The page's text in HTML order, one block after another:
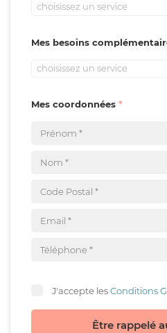
choisissez un service
Mes besoins
choisissez un service
Mes coordonnées
J'accepte lesConditions
Être rappelé